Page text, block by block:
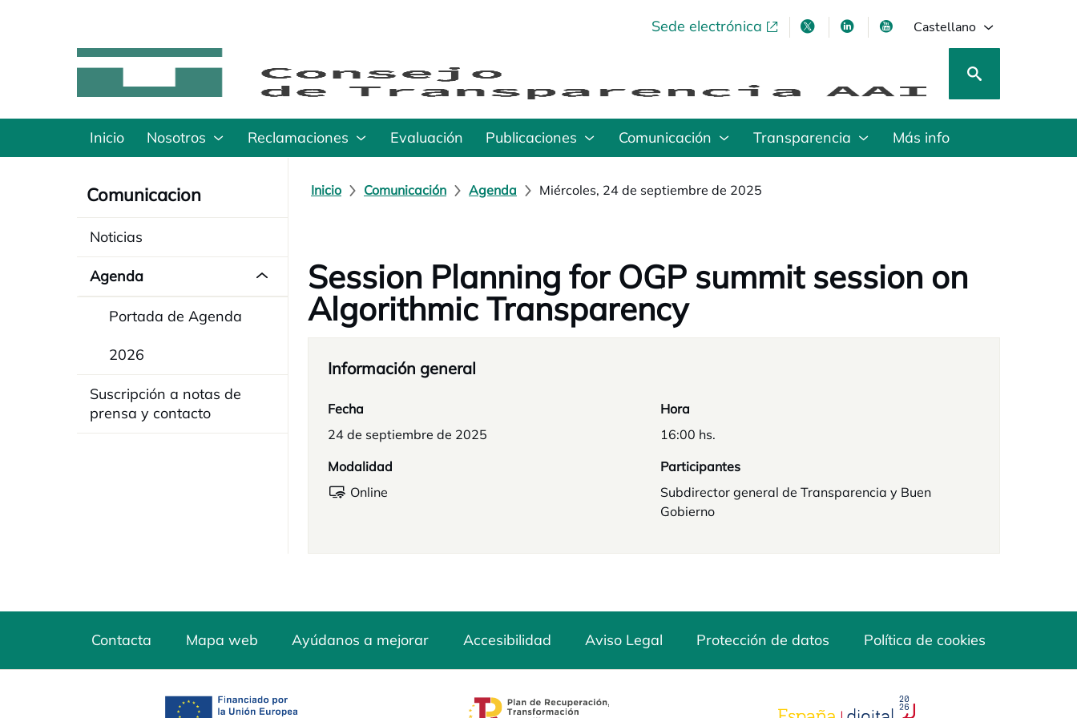
Sede electrónicase abre en una pestaña nueva
se abre en una pestaña nueva
se abre en una pestaña nueva
se abre en una pestaña
Castellano
Inicio Nosotros Reclamaciones Evaluación Publicaciones Comunicación Transparencia Más info
Comunicacion
Noticias
Agenda
Portada de Agenda
2026
Suscripción a notas de
prensa y contacto
Inicio Comunicación Agenda Miércoles, 24 de septiembre de 2025
Session Planning for OGP summit session on
Algorithmic Transparency
Información general
Fecha
24 de septiembre de 2025
Hora
16:00 hs.
Modalidad
Online
Participantes
Subdirector general de Transparencia y Buen
Gobierno
Contacta Mapa web Ayúdanos a mejorar Accesibilidad Aviso Legal Protección de datos Política de cookies
se abre en una pestaña nueva se abre en una pestaña nueva se abre en una pestaña nueva